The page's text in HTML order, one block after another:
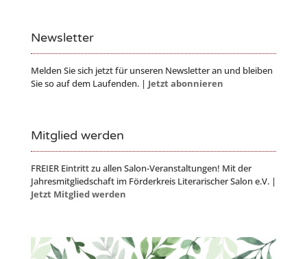
Newsletter
Melden Sie sich jetzt für unseren Newsletter an und bleiben
Sie so auf dem Laufenden. | Jetzt abonnieren
Mitglied werden
FREIER Eintritt zu allen Salon-Veranstaltungen! Mit der
Jahresmitgliedschaft im Förderkreis Literarischer Salon e.V. |
Jetzt Mitglied werden